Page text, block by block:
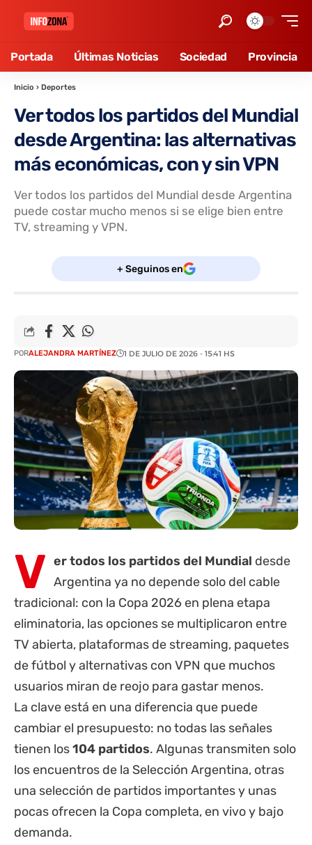
Portada Últimas Noticias Sociedad Provincia
Inicio › Deportes
Ver todos los partidos del Mundial
desde Argentina: las alternativas
más económicas, con y sin VPN
Ver todos los partidos del Mundial desde Argentina
puede costar mucho menos si se elige bien entre
TV, streaming y VPN.
+ Seguinos en
PORALEJANDRA MARTÍNEZ 1 DE JULIO DE 2026 - 15:41 HS
V er todos los partidos del Mundial desde
Argentina ya no depende solo del cable
tradicional: con la Copa 2026 en plena etapa
eliminatoria, las opciones se multiplicaron entre
TV abierta, plataformas de streaming, paquetes
de fútbol y alternativas con VPN que muchos
usuarios miran de reojo para gastar menos.
La clave está en una diferencia que puede
cambiar el presupuesto: no todas las señales
tienen los104 partidos. Algunas transmiten solo
los encuentros de la Selección Argentina, otras
una selección de partidos importantes y unas
pocas ofrecen la Copa completa, en vivo y bajo
demanda.